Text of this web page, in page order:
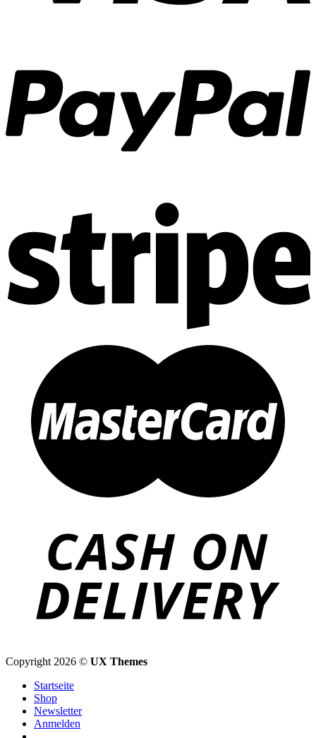
Copyright 2026 © UX Themes
Startseite
Shop
Newsletter
Anmelden